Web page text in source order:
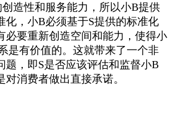
造性和服务能力，所以小B提供
化，小B必须基于S提供的标准化
必要重新创造空间和能力，使得小
是有价值的。这就带来了一个非
题，即S是否应该评估和监督小B
消费者做出直接承诺。